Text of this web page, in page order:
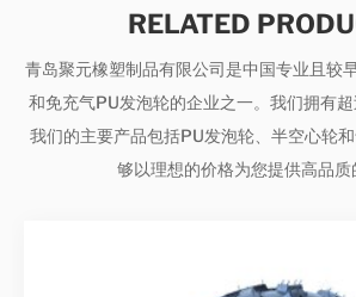
RELATED
青岛聚元橡塑制品有限公司是中国专业且较
和免充气PU发泡轮的企业之一。我们拥有超
我们的主要产品包括PU发泡轮、半空心轮
够以理想的价格为您提供高品质